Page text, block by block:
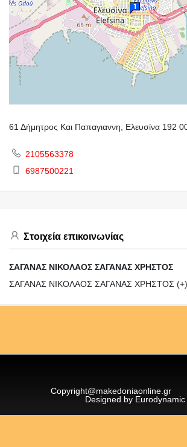
61 Δήμητρος Και Παπαγιαννη, Ελευσίνα 192
2105563378
6987500221
Στοιχεία επικοινωνίας
ΣΑΓΑΝΑΣ ΝΙΚΟΛΑΟΣ ΣΑΓΑΝΑΣ ΧΡΗΣΤΟΣ
ΣΑΓΑΝΑΣ ΝΙΚΟΛΑΟΣ ΣΑΓΑΝΑΣ ΧΡΗΣΤΟΣ (+)
Copyright@makedoniaonline.gr
Designed by Eurodynamic